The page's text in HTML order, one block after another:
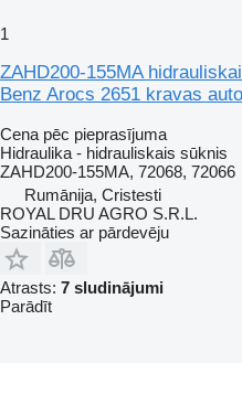
1
ZAHD200-155MA
Benz Arocs 2651 kravas
Cena pēc pieprasījuma
Hidraulika - hidrauliskais sūknis
ZAHD200-155MA, 72068, 72066
Rumānija, Cristesti
ROYAL DRU AGRO S.R.L.
Sazināties ar pārdevēju
Atrasts: 7 sludinājumi
Parādīt